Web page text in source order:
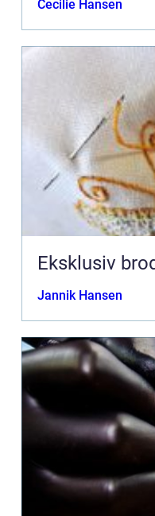
Cecilie Hansen
Eksklusiv
Jannik Hansen